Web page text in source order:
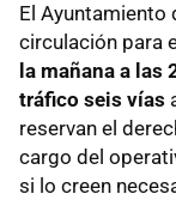
El Ayuntamiento
circulación para
la mañana a las
tráfico seis vías
reservan el
cargo del
si lo creen